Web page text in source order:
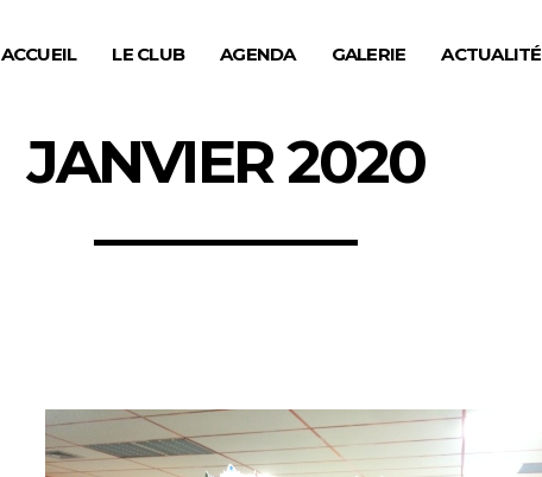
ACCUEIL LE CLUB AGENDA GALERIE
JANVIER 2020